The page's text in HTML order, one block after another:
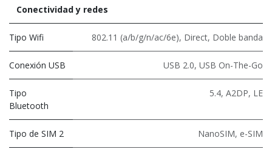
Conectividad y redes
Tipo Wifi 802.11 (a/b/g/n/ac/6e), Direct, Doble banda
Conexión USB USB 2.0, USB On-The-Go
Tipo
Bluetooth
5.4, A2DP, LE
Tipo de SIM 2 NanoSIM, e-SIM